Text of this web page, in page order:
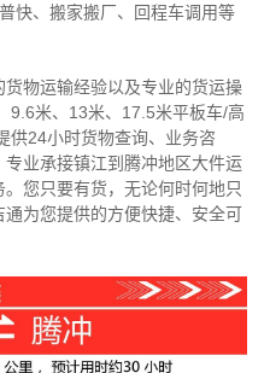
快、搬家搬厂、回程车调用等
货物运输经验以及专业的货运操
9.6米、13米、17.5米平板车/高
供24小时货物查询、业务咨
专业承接镇江到腾冲地区大件运
您只要有货，无论何时何地只
为您提供的方便快捷、安全可